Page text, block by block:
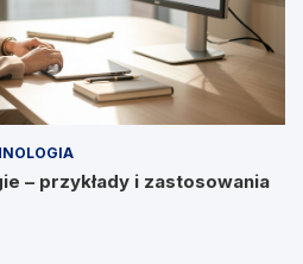
– przykłady i zastosowania